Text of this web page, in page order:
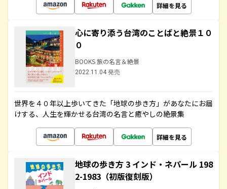
詳細を見る
心に寄り添う台湾のことばと絶景１０
０
BOOKS 旅の名言＆絶景
2022.11.04 発売
世界を４０年以上歩いてきた「地球の歩き方」があなたにお届
けする、人生を輝かせる台湾の名言と癒やしの絶景集
詳細を見る
地球の歩き方 3 インド・ネパール 198
2-1983（初版復刻版）